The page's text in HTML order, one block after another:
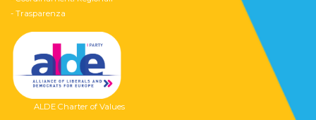
- Trasparenza
ALDE Charter of Values